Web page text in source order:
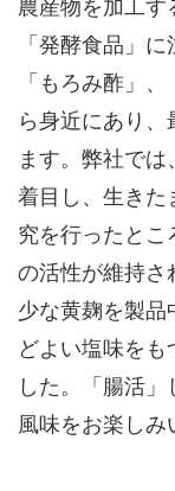
「発酵食品」
「もろみ酢」
ら身近にあり
ます。弊社で
着目し、生き
究を行ったと
の活性が維持
少な黄麹を製
どよい塩味を
した。「腸活
風味をお楽しみ